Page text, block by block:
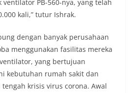
PB-560-nya, yang telah
kali,” tutur Ishrak.
dengan banyak perusahaan
menggunakan fasilitas mereka
yang bertujuan
kebutuhan rumah sakit dan
krisis virus corona. Awal